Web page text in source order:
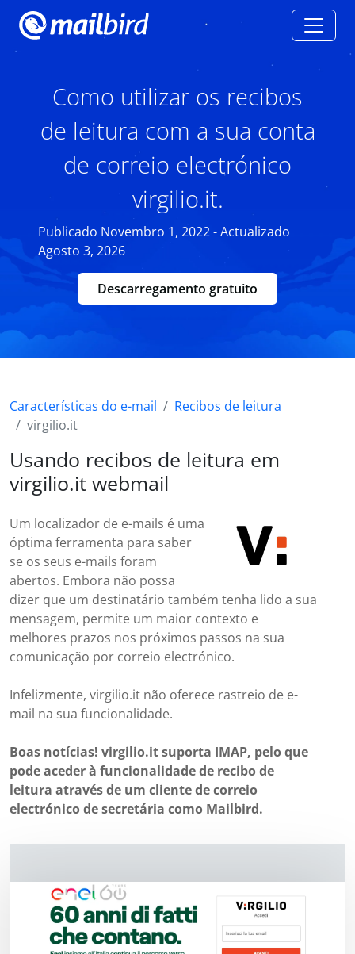
Como utilizar os recibos
de leitura com a sua conta
de correio electrónico
virgilio.it.
Publicado Novembro 1, 2022 - Actualizado
Agosto 3, 2026
Descarregamento gratuito
Características do e-mail
Recibos de leitura
virgilio.it
Usando recibos de leitura em
virgilio.it webmail
Um localizador de e-mails é uma
óptima ferramenta para saber
se os seus e-mails foram
abertos. Embora não possa
dizer que um destinatário também tenha lido a sua
mensagem, permite um maior contexto e
melhores prazos nos próximos passos na sua
comunicação por correio electrónico.
Infelizmente, virgilio.it não oferece rastreio de e-
mail na sua funcionalidade.
Boas notícias! virgilio.it suporta IMAP, pelo que
pode aceder à funcionalidade de recibo de
leitura através de um cliente de correio
electrónico de secretária como Mailbird.